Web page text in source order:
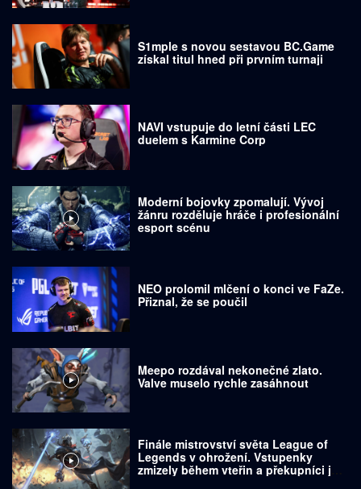
S1mple s novou sestavou BC.Game
získal titul hned při prvním turnaji
NAVI vstupuje do letní části LEC
duelem s Karmine Corp
Moderní bojovky zpomalují. Vývoj
žánru rozděluje hráče i profesionální
esport scénu
NEO prolomil mlčení o konci ve FaZe.
Přiznal, že se poučil
Meepo rozdával nekonečné zlato.
Valve muselo rychle zasáhnout
Finále mistrovství světa League of
Legends v ohrožení. Vstupenky
zmizely během vteřin a překupníci je